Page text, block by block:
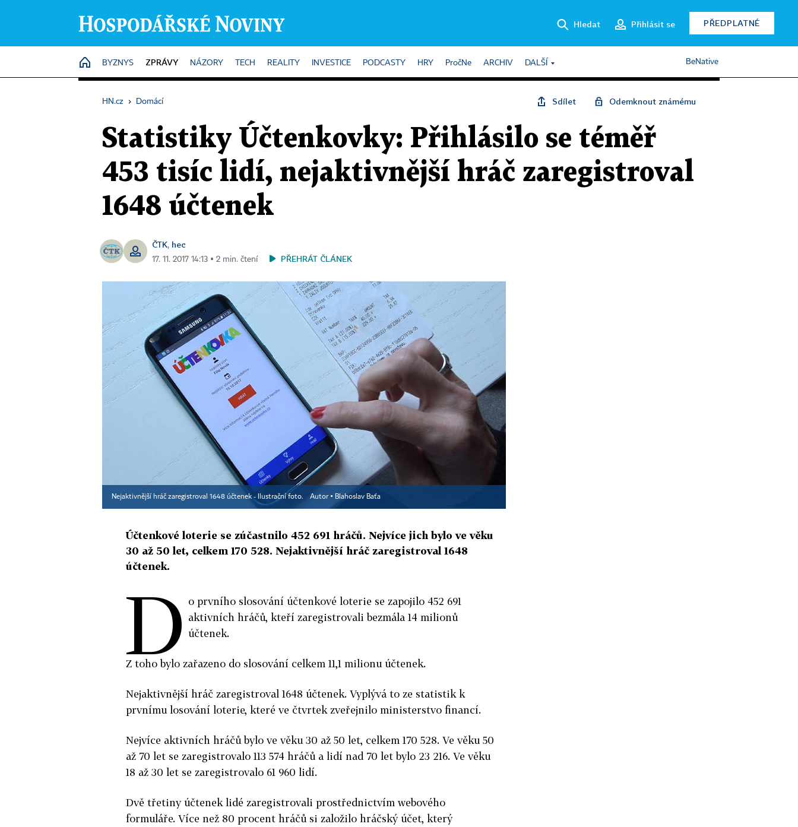
Hledat Přihlásit se PŘEDPLATNÉ
HOME
BYZNYS ZPRÁVY NÁZORY TECH REALITY INVESTICE PODCASTY HRY PročNe ARCHIV DALŠÍ BeNative
HN.cz › Domácí Sdílet Odemknout známému
Statistiky Účtenkovky: Přihlásilo se téměř
453 tisíc lidí, nejaktivnější hráč zaregistroval
1648 účtenek
ČTK, hec
17. 11. 2017 14:13 ▪ 2 min. čtení PŘEHRÁT ČLÁNEK
Nejaktivnější hráč zaregistroval 1648 účtenek - Ilustrační foto. Autor ▪ Blahoslav Baťa
Účtenkové loterie se zúčastnilo 452 691 hráčů. Nejvíce jich bylo ve věku
30 až 50 let, celkem 170 528. Nejaktivnější hráč zaregistroval 1648
účtenek.
D o prvního slosování účtenkové loterie se zapojilo 452 691
aktivních hráčů, kteří zaregistrovali bezmála 14 milionů
účtenek.
Z toho bylo zařazeno do slosování celkem 11,1 milionu účtenek.
Nejaktivnější hráč zaregistroval 1648 účtenek. Vyplývá to ze statistik k
prvnímu losování loterie, které ve čtvrtek zveřejnilo ministerstvo financí.
Nejvíce aktivních hráčů bylo ve věku 30 až 50 let, celkem 170 528. Ve věku 50
až 70 let se zaregistrovalo 113 574 hráčů a lidí nad 70 let bylo 23 216. Ve věku
18 až 30 let se zaregistrovalo 61 960 lidí.
Dvě třetiny účtenek lidé zaregistrovali prostřednictvím webového
formuláře. Více než 80 procent hráčů si založilo hráčský účet, který